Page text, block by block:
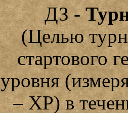
ДЗ -
(Целью
стартового
уровня
– XP) в